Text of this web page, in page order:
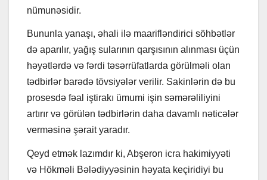
nümunəsidir.
Bununla yanaşı, əhali ilə maarifləndirici söhbətlər
də aparılır, yağış sularının qarşısının alınması üçün
həyətlərdə və fərdi təsərrüfatlarda görülməli olan
tədbirlər barədə tövsiyələr verilir. Sakinlərin də bu
prosesdə fəal iştirakı ümumi işin səmərəliliyini
artırır və görülən tədbirlərin daha davamlı nəticələr
verməsinə şərait yaradır.
Qeyd etmək lazımdır ki, Abşeron icra hakimiyyəti
və Hökməli Bələdiyyəsinin həyata keçiridiyi bu